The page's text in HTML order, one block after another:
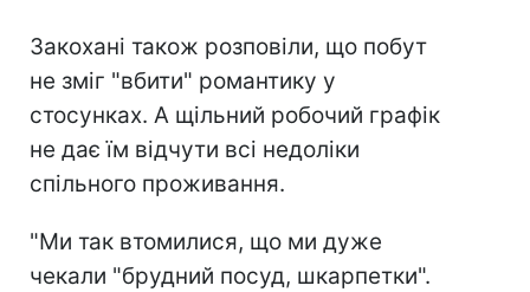
Закохані також розповіли, що побут
не зміг "вбити" романтику у
стосунках. А щільний робочий графік
не дає їм відчути всі недоліки
спільного проживання.
"Ми так втомилися, що ми дуже
чекали "брудний посуд, шкарпетки".